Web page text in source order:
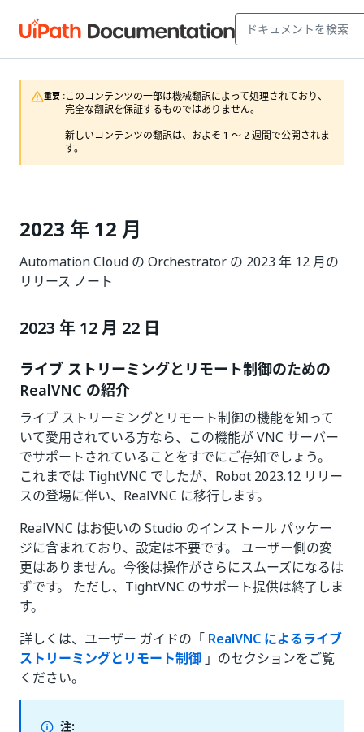
重要 :このコンテンツの一部は機械翻訳によって処理されており、
完全な翻訳を保証するものではありません。
新しいコンテンツの翻訳は、およそ 1 ～ 2 週間で公開されま
す。
2023 年 12 月
Automation Cloud の Orchestrator の 2023 年 12 月の
リリース ノート
2023 年 12 月 22 日
ライブ ストリーミングとリモート制御のための
RealVNC の紹介
ライブ ストリーミングとリモート制御の機能を知って
いて愛用されている方なら、この機能が VNC サーバー
でサポートされていることをすでにご存知でしょう。
これまでは TightVNC でしたが、Robot 2023.12 リリー
スの登場に伴い、RealVNC に移行します。
RealVNC はお使いの Studio のインストール パッケー
ジに含まれており、設定は不要です。 ユーザー側の変
更はありません。今後は操作がさらにスムーズになるは
ずです。 ただし、TightVNC のサポート提供は終了しま
す。
詳しくは、ユーザー ガイドの「 RealVNC によるライブ
ストリーミングとリモート制御 」のセクションをご覧
ください。
注: